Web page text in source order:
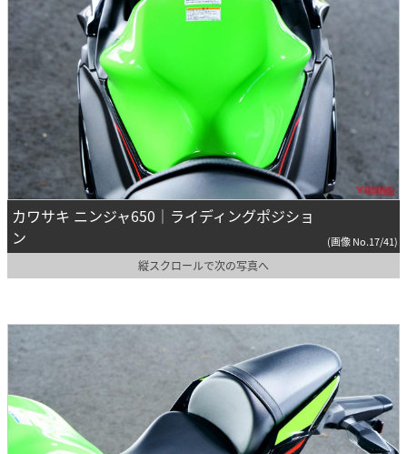
カワサキ ニンジャ650｜ライディングポジショ
ン
(画像 No.17/41)
縦スクロールで次の写真へ